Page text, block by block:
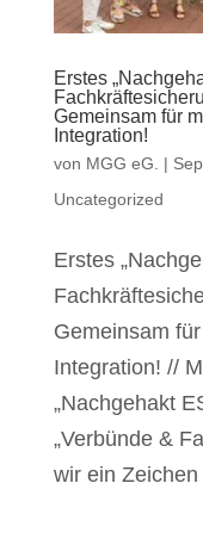
Erstes
Gemeinsam für
Integration!
von MGG eG. |
Uncategorized
Erstes
Gemeinsam
Integration! //
„Nachgehakt
„Verbünde &
wir ein Zeichen